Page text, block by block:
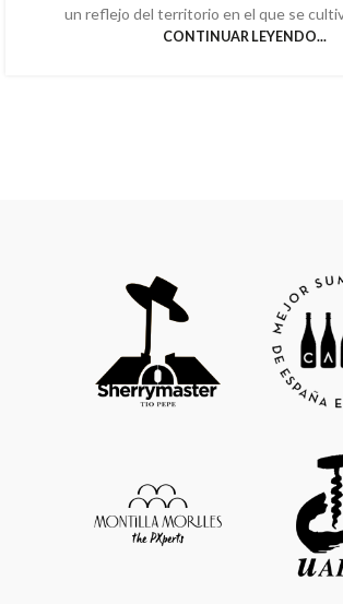
un reflejo del territorio en el que se
CONTINUAR LEYENDO...